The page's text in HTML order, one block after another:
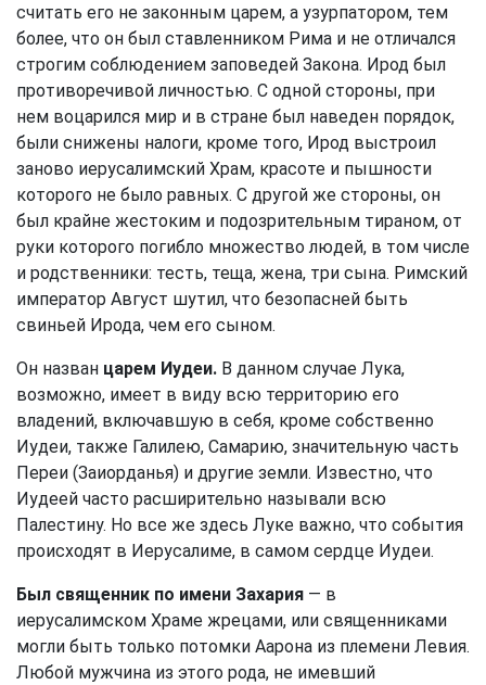
считать его не законным царем, а узурпатором, тем
более, что он был ставленником Рима и не отличался
строгим соблюдением заповедей Закона. Ирод был
противоречивой личностью. С одной стороны, при
нем воцарился мир и в стране был наведен порядок,
были снижены налоги, кроме того, Ирод выстроил
заново иерусалимский Храм, красоте и пышности
которого не было равных. С другой же стороны, он
был крайне жестоким и подозрительным тираном, от
руки которого погибло множество людей, в том числе
и родственники: тесть, теща, жена, три сына. Римский
император Август шутил, что безопасней быть
свиньей Ирода, чем его сыном.
Он назван царем Иудеи. В данном случае Лука,
возможно, имеет в виду всю территорию его
владений, включавшую в себя, кроме собственно
Иудеи, также Галилею, Самарию, значительную часть
Переи (Заиорданья) и другие земли. Известно, что
Иудеей часто расширительно называли всю
Палестину. Но все же здесь Луке важно, что события
происходят в Иерусалиме, в самом сердце Иудеи.
Был священник по имени Захария — в
иерусалимском Храме жрецами, или священниками
могли быть только потомки Аарона из племени Левия.
Любой мужчина из этого рода, не имевший